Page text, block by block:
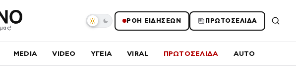
ΡΟΗ ΕΙΔΗΣΕΩΝ ΠΡΩΤΟΣΕΛΙΔΑ
MEDIA VIDEO ΥΓΕΙΑ VIRAL ΠΡΩΤΟΣΕΛΙΔΑ AUTO